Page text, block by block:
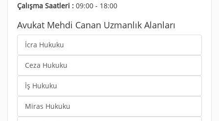
Çalışma Saatleri : 09:00 - 18:00
Avukat Mehdi Canan Uzmanlık Alanları
İcra Hukuku
Ceza Hukuku
İş Hukuku
Miras Hukuku